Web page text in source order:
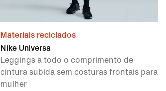
Materiais reciclados
Nike Universa
Leggings a todo o comprimento de
cintura subida sem costuras frontais para
mulher